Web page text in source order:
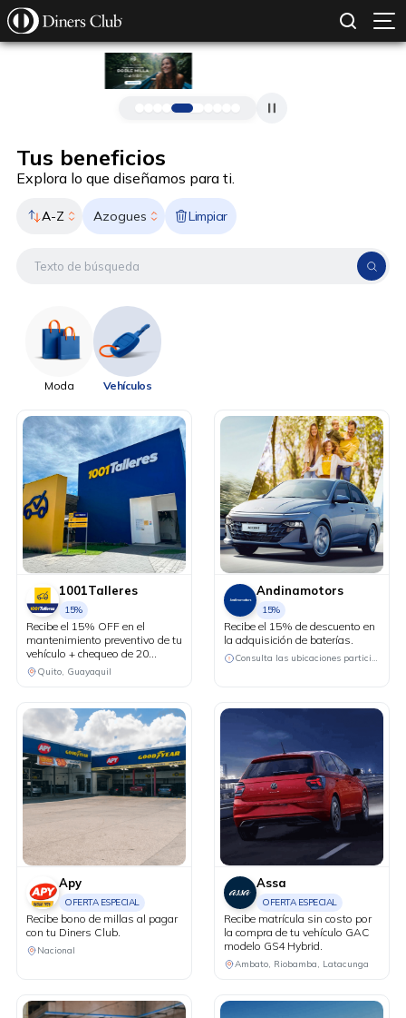
Pasar al contenido principal
Tus beneficios
Explora lo que diseñamos para ti.
A-Z Azogues Limpiar
Moda Vehículos
1001Talleres
15%
Recibe el 15% OFF en el
mantenimiento preventivo de tu
vehículo + chequeo de 20
puntos sin costo.
Quito, Guayaquil
Andinamotors
15%
Recibe el 15% de descuento en
la adquisición de baterías.
Consulta las ubicaciones participantes
Apy
OFERTA ESPECIAL
Recibe bono de millas al pagar
con tu Diners Club.
Nacional
Assa
OFERTA ESPECIAL
Recibe matrícula sin costo por
la compra de tu vehículo GAC
modelo GS4 Hybrid.
Ambato, Riobamba, Latacunga